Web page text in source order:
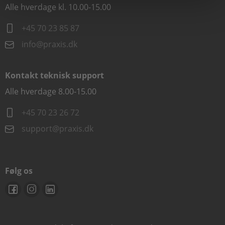
Alle hverdage kl. 10.00-15.00
+45 70 23 85 87
info@praxis.dk
Kontakt teknisk support
Alle hverdage 8.00-15.00
+45 70 23 26 72
support@praxis.dk
Følg os